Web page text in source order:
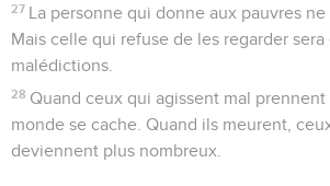
27 La personne qui donne aux pauvres ne
Mais celle qui refuse de les regarder
malédictions.
28 Quand ceux qui agissent mal
monde se cache. Quand ils meurent,
deviennent plus nombreux.